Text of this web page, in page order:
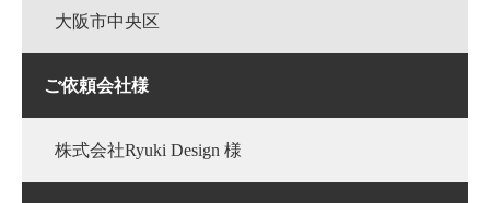
大阪市中央区
ご依頼会社様
株式会社Ryuki Design 様